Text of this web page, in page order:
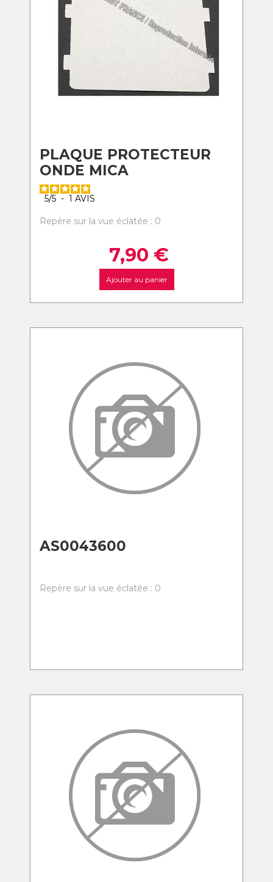
PLAQUE PROTECTEUR
ONDE MICA
5/5 - 1 AVIS
Repère sur la vue éclatée : 0
7,90 €
Ajouter au panier
AS0043600
Repère sur la vue éclatée : 0